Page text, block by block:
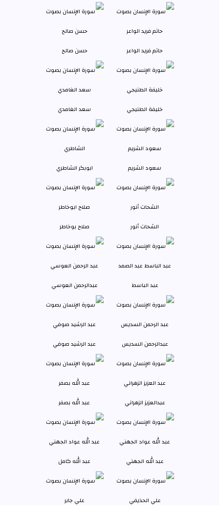
حاتم فريد الواعر حسن صالح
خليفة الطنيجي سعد الغامدي
سعود الشريم ابوبكر الشاطري
الشحات أنور صلاح بوخاطر
عبد الباسط عبدالرحمن العوسي
عبدالرحمن السديس عبد الرشيد صوفي
عبدالعزيز الزهراني عبد الله بصفر
عبد الله الجهني عبد الله كامل